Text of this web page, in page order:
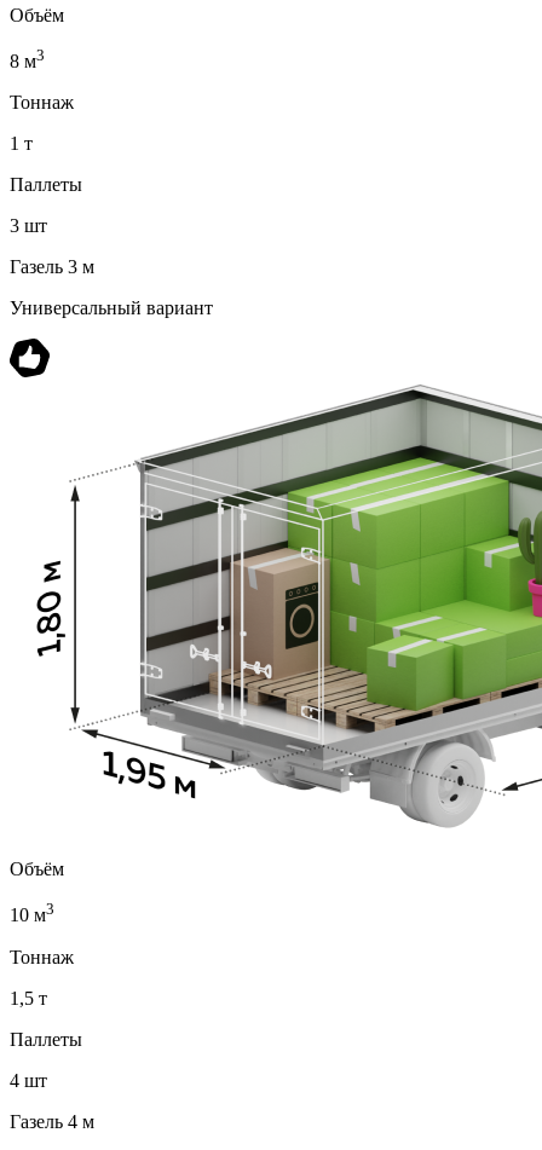
Объём
8 м3
Тоннаж
1 т
Паллеты
3 шт
Газель 3 м
Универсальный вариант
Объём
10 м3
Тоннаж
1,5 т
Паллеты
4 шт
Газель 4 м